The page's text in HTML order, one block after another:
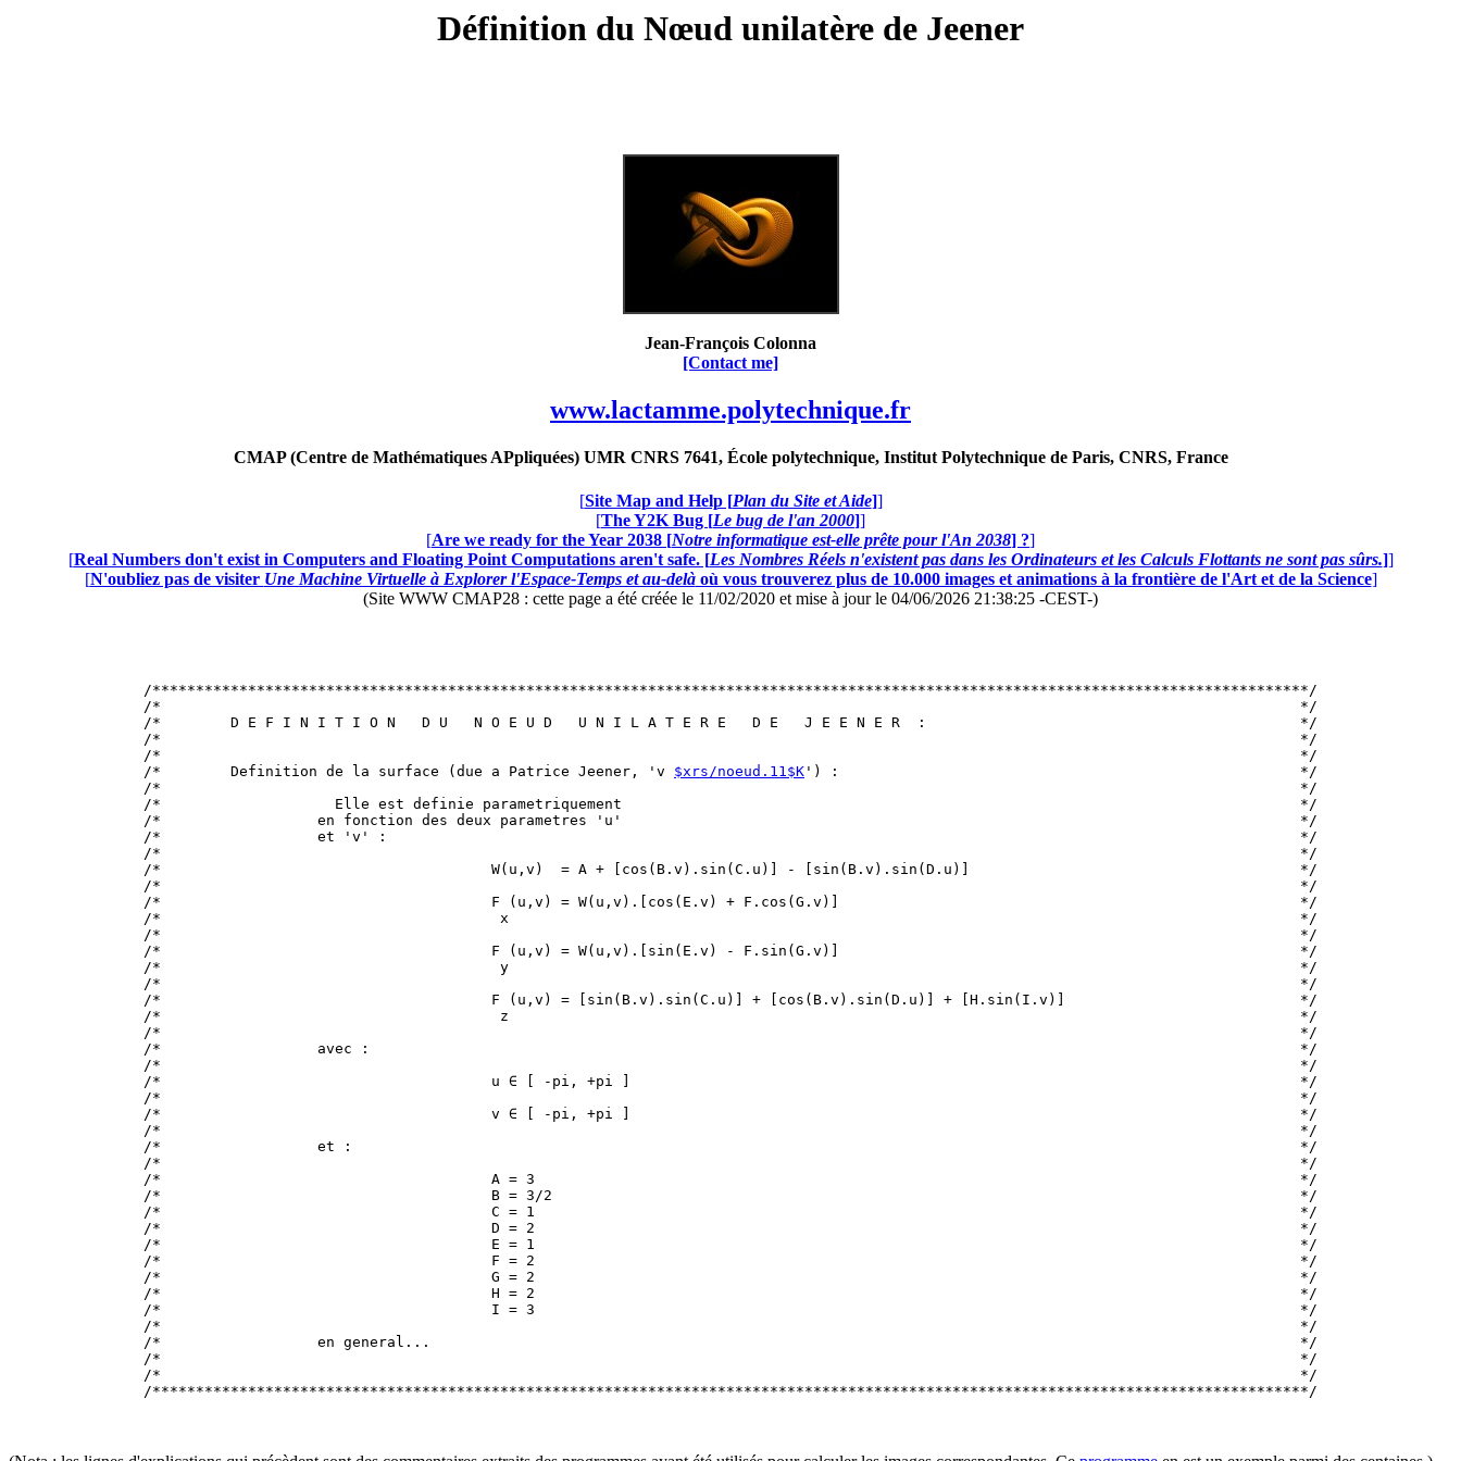
Définition du Nœud unilatère de Jeener
Jean-François Colonna
[Contact me]
www.lactamme.polytechnique.fr
CMAP (Centre de Mathématiques APpliquées) UMR CNRS 7641, École polytechnique, Institut Polytechnique de Paris, CNRS, France
[Site Map and Help [Plan du Site et Aide]]
[The Y2K Bug [Le bug de l'an 2000]]
[Are we ready for the Year 2038 [Notre informatique est-elle prête pour l'An 2038] ?]
[Real Numbers don't exist in Computers and Floating Point Computations aren't safe. [Les Nombres Réels n'existent pas dans les Ordinateurs et les Calculs Flottants ne sont pas sûrs.]]
[N'oubliez pas de visiter Une Machine Virtuelle à Explorer l'Espace-Temps et au-delàoù vous trouverez plus de 10.000 images et animations à la frontière de l'Art et de la Science]
(Site WWW CMAP28 : cette page a été créée le 11/02/2020 et mise à jour le 04/06/2026 21:38:25 -CEST-)
/*************************************************************************************************************************************/
/*                                                                                                                                   */
/*        D E F I N I T I O N   D U   N O E U D   U N I L A T E R E   D E   J E E N E R  :                                           */
/*                                                                                                                                   */
/*                                                                                                                                   */
/*        Definition de la surface (due a Patrice Jeener, 'v $xrs/noeud.11$K ') :                                                     */
/*                                                                                                                                   */
/*                    Elle est definie parametriquement                                                                              */
/*                  en fonction des deux parametres 'u'                                                                              */
/*                  et 'v' :                                                                                                         */
/*                                                                                                                                   */
/*                                      W(u,v)  = A + [cos(B.v).sin(C.u)] - [sin(B.v).sin(D.u)]                                      */
/*                                                                                                                                   */
/*                                      F (u,v) = W(u,v).[cos(E.v) + F.cos(G.v)]                                                     */
/*                                       x                                                                                           */
/*                                                                                                                                   */
/*                                      F (u,v) = W(u,v).[sin(E.v) - F.sin(G.v)]                                                     */
/*                                       y                                                                                           */
/*                                                                                                                                   */
/*                                      F (u,v) = [sin(B.v).sin(C.u)] + [cos(B.v).sin(D.u)] + [H.sin(I.v)]                           */
/*                                       z                                                                                           */
/*                                                                                                                                   */
/*                  avec :                                                                                                           */
/*                                                                                                                                   */
/*                                      u ∈ [ -pi, +pi ]                                                                             */
/*                                                                                                                                   */
/*                                      v ∈ [ -pi, +pi ]                                                                             */
/*                                                                                                                                   */
/*                  et :                                                                                                             */
/*                                                                                                                                   */
/*                                      A = 3                                                                                        */
/*                                      B = 3/2                                                                                      */
/*                                      C = 1                                                                                        */
/*                                      D = 2                                                                                        */
/*                                      E = 1                                                                                        */
/*                                      F = 2                                                                                        */
/*                                      G = 2                                                                                        */
/*                                      H = 2                                                                                        */
/*                                      I = 3                                                                                        */
/*                                                                                                                                   */
/*                  en general...                                                                                                    */
/*                                                                                                                                   */
/*                                                                                                                                   */